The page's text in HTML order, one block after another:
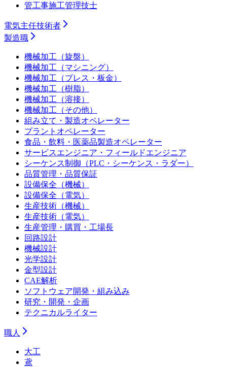
管工事施工管理技士
電気主任技術者
製造職
機械加工（旋盤）
機械加工（マシニング）
機械加工（プレス・板金）
機械加工（樹脂）
機械加工（溶接）
機械加工（その他）
組み立て・製造オペレーター
プラントオペレーター
食品・飲料・医薬品製造オペレーター
サービスエンジニア・フィールドエンジニア
シーケンス制御（PLC・シーケンス・ラダー）
品質管理・品質保証
設備保全（機械）
設備保全（電気）
生産技術（機械）
生産技術（電気）
生産管理・購買・工場長
回路設計
機械設計
光学設計
金型設計
CAE解析
ソフトウェア開発・組み込み
研究・開発・企画
テクニカルライター
職人
大工
鳶